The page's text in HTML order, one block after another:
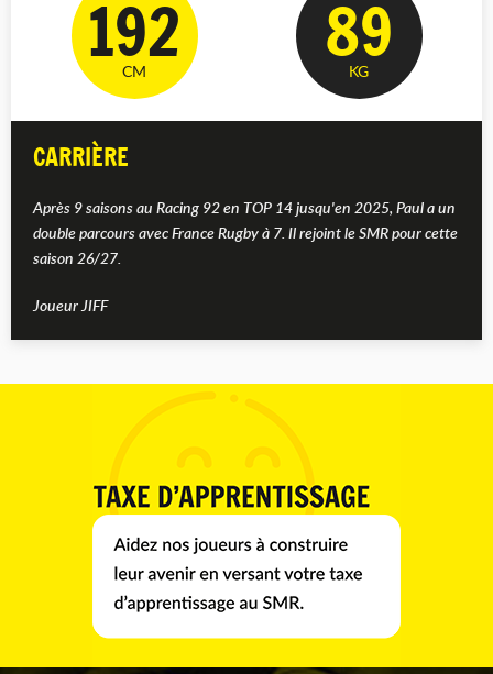
192
CM 89
KG
CARRIÈRE
Après 9 saisons au Racing 92 en TOP 14 jusqu'en 2025, Paul a un
double parcours avec France Rugby à 7. Il rejoint le SMR pour cette
saison 26/27.
Joueur JIFF